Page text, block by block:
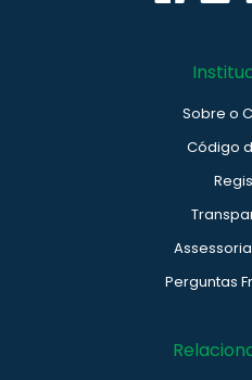
Sobre o
Código
Perguntas